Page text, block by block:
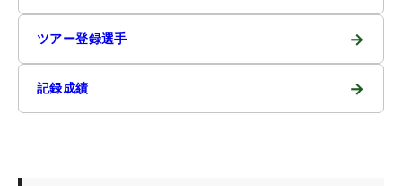
ツアー登録選手 →
記録成績 →